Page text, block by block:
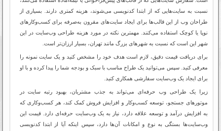
نسبت به سایت‌هایی که از ابتدا کدنویسی می‌شوند، هزینه کمتری دارند. بسیاری از
طراحان وب از این قالب‌ها برای ایجاد سایت‌های مقرون به‌صرفه برای کسب‌وکارهای
نوپا یا کوچک استفاده می‌کنند. مهمترین نکته در مورد هزینه طراحی وب‌سایت در این
شهر این است که نسبت به شهرهای بزرگ مانند تهران، بسیار ارزان‌تر است.
برای دریافت قیمت دقیق، لازم است هدف خود را مشخص کنید و یک سایت نمونه را
معرفی کنید. سپس می‌توانید یک طراح مناسب با سبک و بودجه شما را پیدا کرده و با او
برای ایجاد یک وب‌سایت سفارشی همکاری کنید.
زیرا یک طراحی وب حرفه‌ای می‌تواند به جذب مشتریان، بهبود رتبه سایت در
موتورهای جستجو، توسعه کسب‌وکار و افزایش فروش کمک کند، هر کسب‌وکاری که
به افزایش درآمد و توسعه علاقه دارد، نیاز به یک وب‌سایت حرفه‌ای دارد. قیمت این
وب‌سایت‌ها بستگی به نوع و امکانات آن‌ها دارد، سپس اینکه آیا از ابتدا کدنویسی